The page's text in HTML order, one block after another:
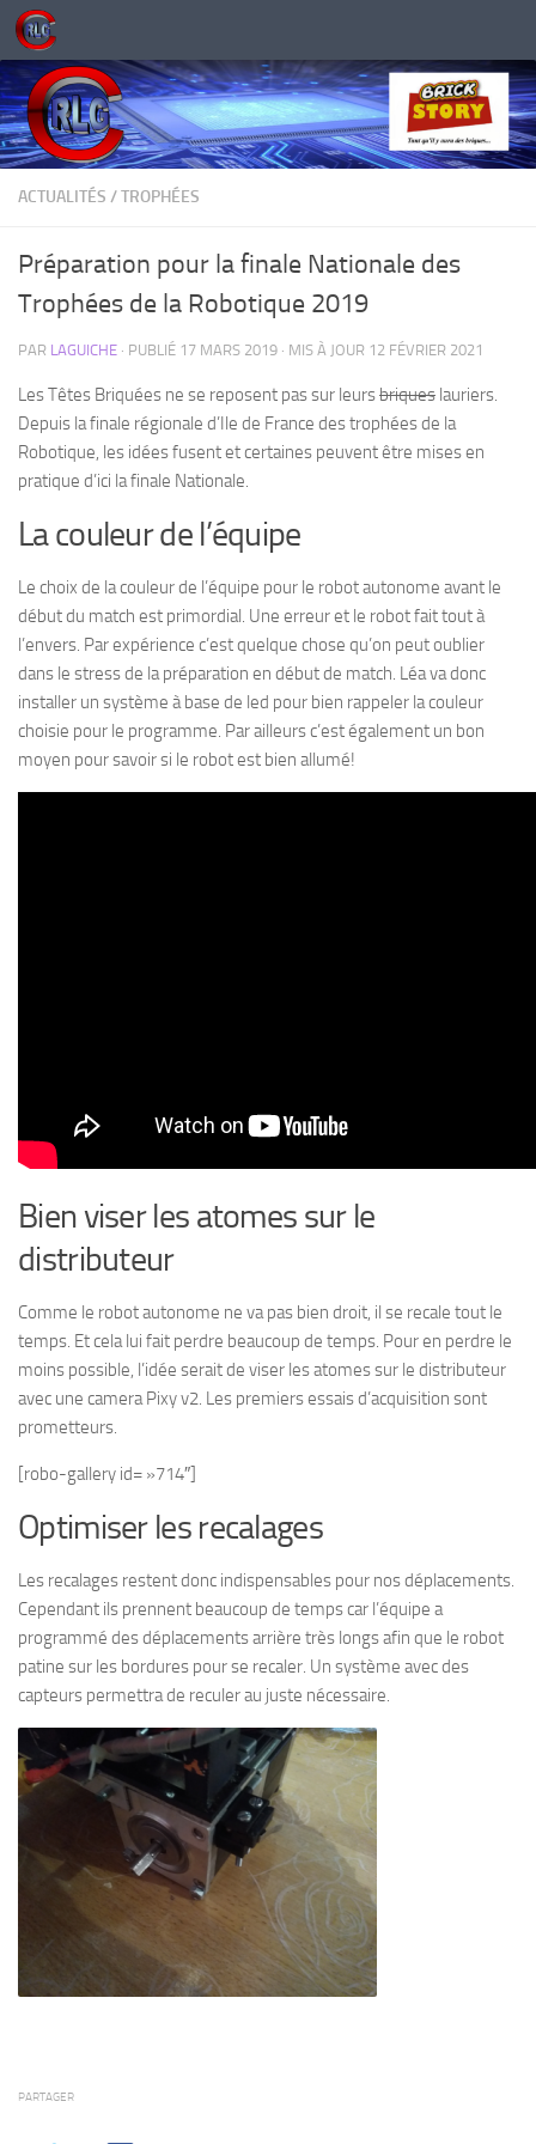
Skip to content
ACTUALITÉS /TROPHÉES
Préparation pour la finale Nationale des
Trophées de la Robotique 2019
PAR LAGUICHE · PUBLIÉ 17 MARS 2019 · MIS À JOUR 12 FÉVRIER 2021
Les Têtes Briquées ne se reposent pas sur leursbriques lauriers.
Depuis la finale régionale d’Ile de France des trophées de la
Robotique, les idées fusent et certaines peuvent être mises en
pratique d’ici la finale Nationale.
La couleur de l’équipe
Le choix de la couleur de l’équipe pour le robot autonome avant le
début du match est primordial. Une erreur et le robot fait tout à
l’envers. Par expérience c’est quelque chose qu’on peut oublier
dans le stress de la préparation en début de match. Léa va donc
installer un système à base de led pour bien rappeler la couleur
choisie pour le programme. Par ailleurs c’est également un bon
moyen pour savoir si le robot est bien allumé!
Bien viser les atomes sur le
distributeur
Comme le robot autonome ne va pas bien droit, il se recale tout le
temps. Et cela lui fait perdre beaucoup de temps. Pour en perdre le
moins possible, l’idée serait de viser les atomes sur le distributeur
avec une camera Pixy v2. Les premiers essais d’acquisition sont
prometteurs.
[robo-gallery id= »714″]
Optimiser les recalages
Les recalages restent donc indispensables pour nos déplacements.
Cependant ils prennent beaucoup de temps car l’équipe a
programmé des déplacements arrière très longs afin que le robot
patine sur les bordures pour se recaler. Un système avec des
capteurs permettra de reculer au juste nécessaire.
PARTAGER